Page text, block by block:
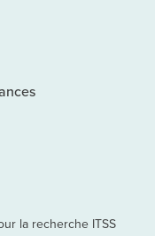
la recherche ITSS